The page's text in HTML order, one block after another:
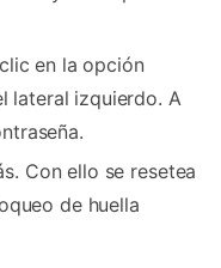
en la opción
lateral izquierdo. A
Con ello se resetea
de huella